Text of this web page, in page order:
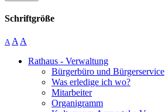
Schriftgröße
A A A
Rathaus - Verwaltung
Bürgerbüro und Bürgerservice
Was erledige ich wo?
Mitarbeiter
Organigramm